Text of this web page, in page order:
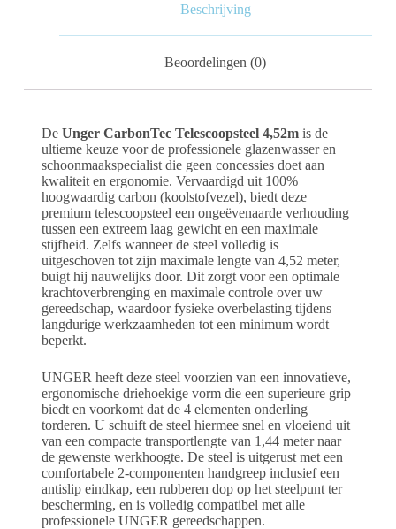
Beschrijving
Beoordelingen (0)
De Unger CarbonTec Telescoopsteel 4,52mis de
ultieme keuze voor de professionele glazenwasser en
schoonmaakspecialist die geen concessies doet aan
kwaliteit en ergonomie. Vervaardigd uit 100%
hoogwaardig carbon (koolstofvezel), biedt deze
premium telescoopsteel een ongeëvenaarde verhouding
tussen een extreem laag gewicht en een maximale
stijfheid. Zelfs wanneer de steel volledig is
uitgeschoven tot zijn maximale lengte van 4,52 meter,
buigt hij nauwelijks door. Dit zorgt voor een optimale
krachtoverbrenging en maximale controle over uw
gereedschap, waardoor fysieke overbelasting tijdens
langdurige werkzaamheden tot een minimum wordt
beperkt.
UNGER heeft deze steel voorzien van een innovatieve,
ergonomische driehoekige vorm die een superieure grip
biedt en voorkomt dat de 4 elementen onderling
torderen. U schuift de steel hiermee snel en vloeiend uit
van een compacte transportlengte van 1,44 meter naar
de gewenste werkhoogte. De steel is uitgerust met een
comfortabele 2-componenten handgreep inclusief een
antislip eindkap, een rubberen dop op het steelpunt ter
bescherming, en is volledig compatibel met alle
professionele UNGER gereedschappen.